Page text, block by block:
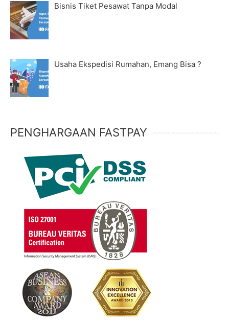
Bisnis Tiket Pesawat Tanpa Modal
Usaha Ekspedisi Rumahan, Emang Bisa ?
PENGHARGAAN FASTPAY